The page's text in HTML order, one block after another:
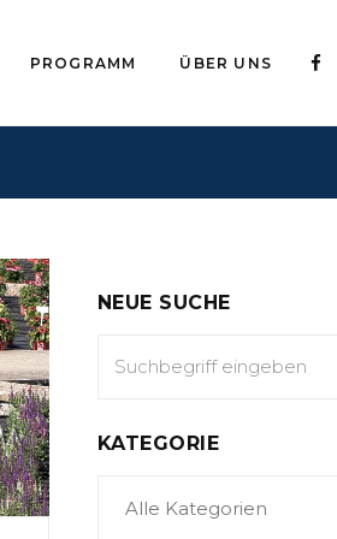
PROGRAMM ÜBER UNS
NEUE SUCHE
KATEGORIE